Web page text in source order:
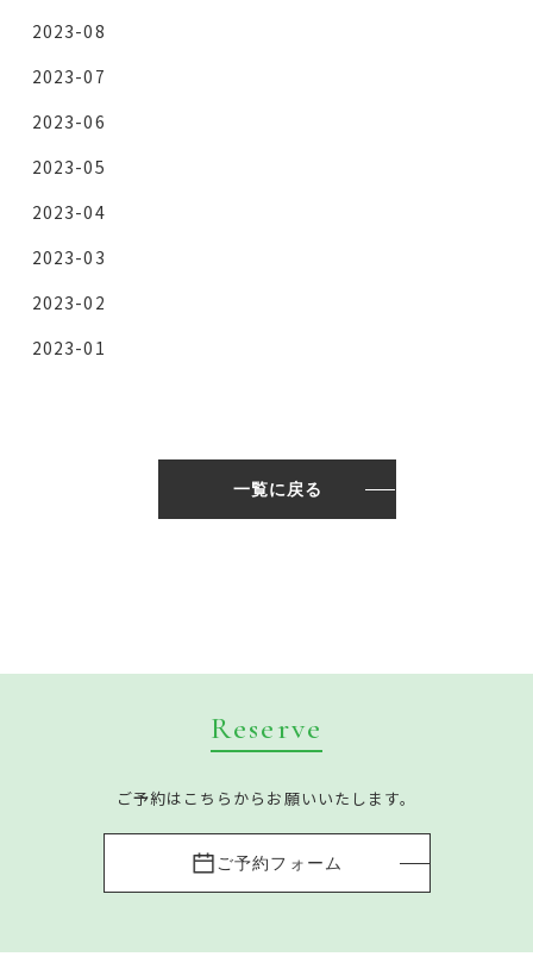
2023-08
2023-07
2023-06
2023-05
2023-04
2023-03
2023-02
2023-01
一覧に戻る
Reserve
ご予約はこちらからお願いいたします。
ご予約フォーム